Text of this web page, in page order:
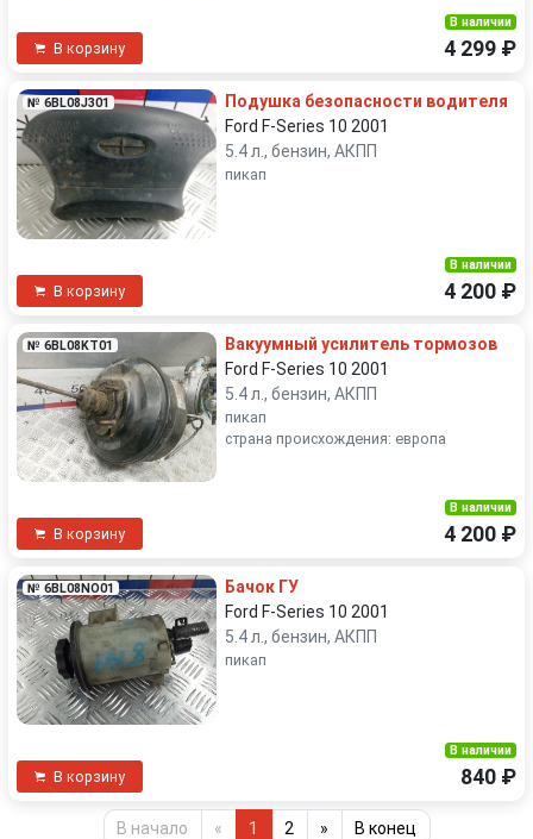
В корзину
В наличии
4 299 ₽
№ 6BL08J301
Подушка безопасности водителя
Ford F-Series 10 2001
5.4 л., бензин, АКПП
пикап
В корзину
В наличии
4 200 ₽
№ 6BL08KT01
Вакуумный усилитель тормозов
Ford F-Series 10 2001
5.4 л., бензин, АКПП
пикап
страна происхождения: европа
В корзину
В наличии
4 200 ₽
№ 6BL08NO01
Бачок ГУ
Ford F-Series 10 2001
5.4 л., бензин, АКПП
пикап
В корзину
В наличии
840 ₽
В начало « 1 2 » В конец